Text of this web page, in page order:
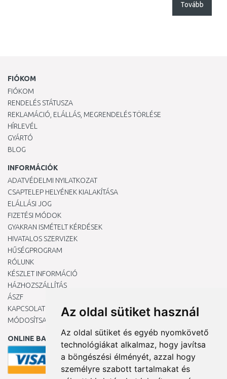
Az oldal sütiket használ
Az oldal sütiket és egyéb nyomkövető
technológiákat alkalmaz, hogy javítsa
a böngészési élményét, azzal hogy
személyre szabott tartalmakat és
Tovább
FIÓKOM
FIÓKOM
RENDELÉS STÁTUSZA
REKLAMÁCIÓ, ELÁLLÁS, MEGRENDELÉS TÖRLÉSE
HÍRLEVÉL
GYÁRTÓ
BLOG
INFORMÁCIÓK
ADATVÉDELMI NYILATKOZAT
CSAPTELEP HELYÉNEK KIALAKÍTÁSA
ELÁLLÁSI JOG
FIZETÉSI MÓDOK
GYAKRAN ISMÉTELT KÉRDÉSEK
HIVATALOS SZERVIZEK
HŰSÉGPROGRAM
RÓLUNK
KÉSZLET INFORMÁCIÓ
HÁZHOZSZÁLLÍTÁS
ÁSZF
KAPCSOLAT
MÓDOSÍTSA A COOKIE-BEÁLLÍTÁSAIMAT
ONLINE BANKKÁRTYÁVAL